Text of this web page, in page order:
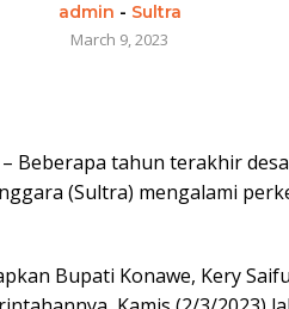
admin - Sultra
March 9, 2023
– Beberapa tahun terakhir
(Sultra) mengalami
Bupati Konawe, Kery